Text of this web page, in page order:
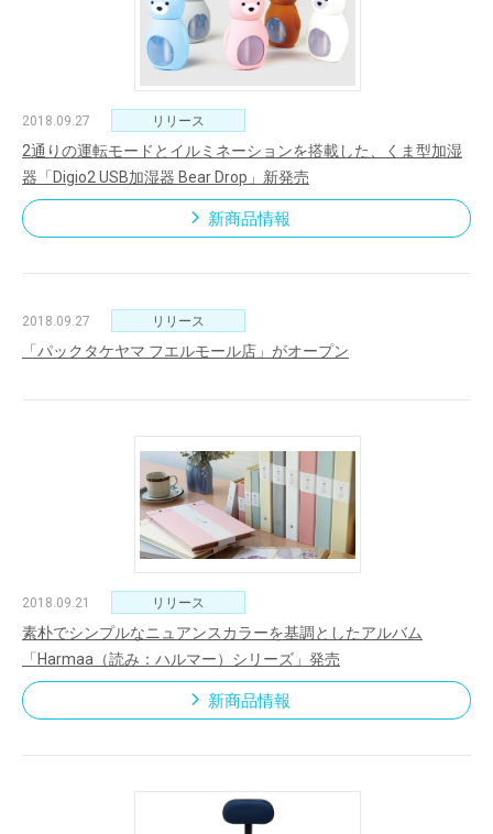
2018.09.27 リリース
2通りの運転モードとイルミネーションを搭載した、くま型加湿
器「Digio2 USB加湿器 Bear Drop」新発売
新商品情報
2018.09.27 リリース
「パックタケヤマ フエルモール店」がオープン
2018.09.21 リリース
素朴でシンプルなニュアンスカラーを基調としたアルバム
「Harmaa（読み：ハルマー）シリーズ」発売
新商品情報